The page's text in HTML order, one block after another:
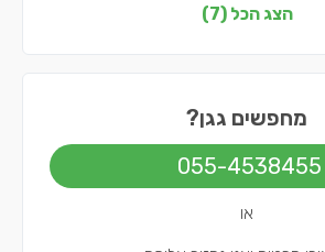
הצג הכל (7)
מחפשים גגן?
055-4538455
או